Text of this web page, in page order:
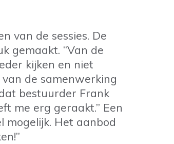
van de sessies. De
gemaakt. “Van de
kijken en niet
de samenwerking
bestuurder Frank
me erg geraakt.” Een
mogelijk. Het aanbod